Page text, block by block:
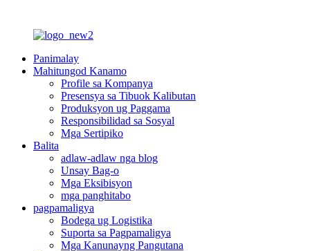
Panimalay
Mahitungod Kanamo
Profile sa Kompanya
Presensya sa Tibuok Kalibutan
Produksyon ug Paggama
Responsibilidad sa Sosyal
Mga Sertipiko
Balita
adlaw-adlaw nga blog
Unsay Bag-o
Mga Eksibisyon
mga panghitabo
pagpamaligya
Bodega ug Logistika
Suporta sa Pagpamaligya
Mga Kanunayng Pangutana